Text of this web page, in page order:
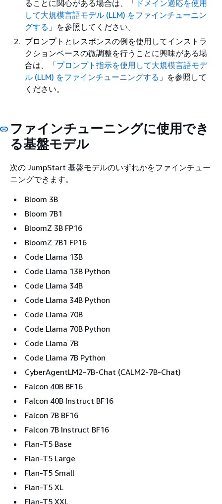
ることに関心がある場合は、「 ドメイン適応を使用
して大規模言語モデル (LLM) をファインチューニン
グする 」を参照してください。
プロンプトとレスポンスの例を使用してインストラ
クションベースの微調整を行うことに興味がある場
合は、「プロンプト指示を使用して大規模言語モデ
ル (LLM) をファインチューニングする 」を参照して
ください。
ファインチューニングに使用でき
る基盤モデル
次の JumpStart 基盤モデルのいずれかをファインチュー
ニングできます。
Bloom 3B
Bloom 7B1
BloomZ 3B FP16
BloomZ 7B1 FP16
Code Llama 13B
Code Llama 13B Python
Code Llama 34B
Code Llama 34B Python
Code Llama 70B
Code Llama 70B Python
Code Llama 7B
Code Llama 7B Python
CyberAgentLM2-7B-Chat (CALM2-7B-Chat)
Falcon 40B BF16
Falcon 40B Instruct BF16
Falcon 7B BF16
Falcon 7B Instruct BF16
Flan-T5 Base
Flan-T5 Large
Flan-T5 Small
Flan-T5 XL
Flan-T5 XXL